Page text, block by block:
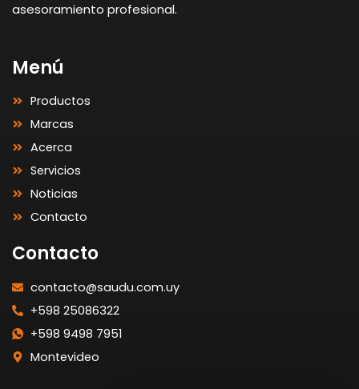
asesoramiento profesional.
Menú
Productos
Marcas
Acerca
Servicios
Noticias
Contacto
Contacto
contacto@saudu.com.uy
+598 25086322
+598 9498 7951
Montevideo